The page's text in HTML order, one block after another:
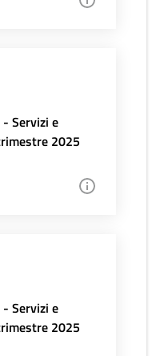
Servizi e
2025
Servizi e
2025